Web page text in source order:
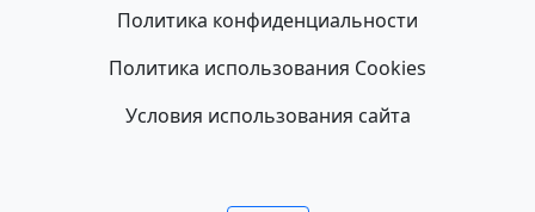
Политика конфиденциальности
Политика использования Cookies
Условия использования сайта